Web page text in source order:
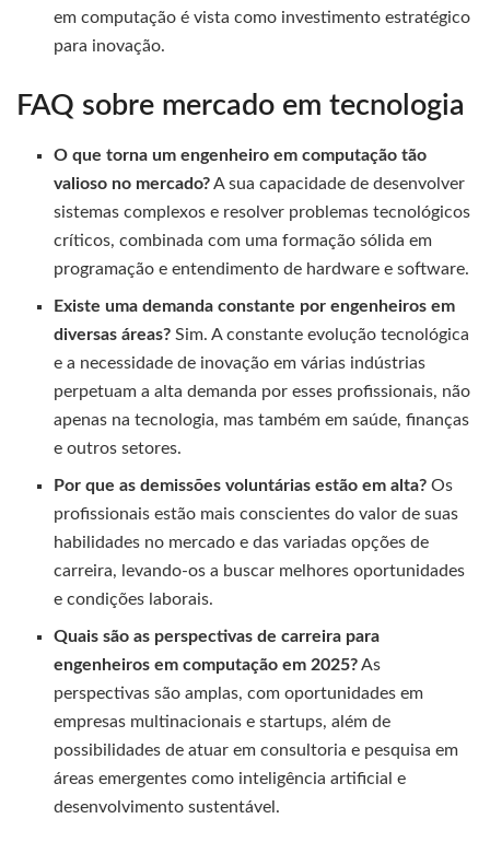
em computação é vista como investimento estratégico
para inovação.
FAQ sobre mercado em tecnologia
O que torna um engenheiro em computação tão
valioso no mercado?A sua capacidade de desenvolver
sistemas complexos e resolver problemas tecnológicos
críticos, combinada com uma formação sólida em
programação e entendimento de hardware e software.
Existe uma demanda constante por engenheiros em
diversas áreas? Sim. A constante evolução tecnológica
e a necessidade de inovação em várias indústrias
perpetuam a alta demanda por esses profissionais, não
apenas na tecnologia, mas também em saúde, finanças
e outros setores.
Por que as demissões voluntárias estão em alta? Os
profissionais estão mais conscientes do valor de suas
habilidades no mercado e das variadas opções de
carreira, levando-os a buscar melhores oportunidades
e condições laborais.
Quais são as perspectivas de carreira para
engenheiros em computação em 2025?As
perspectivas são amplas, com oportunidades em
empresas multinacionais e startups, além de
possibilidades de atuar em consultoria e pesquisa em
áreas emergentes como inteligência artificial e
desenvolvimento sustentável.